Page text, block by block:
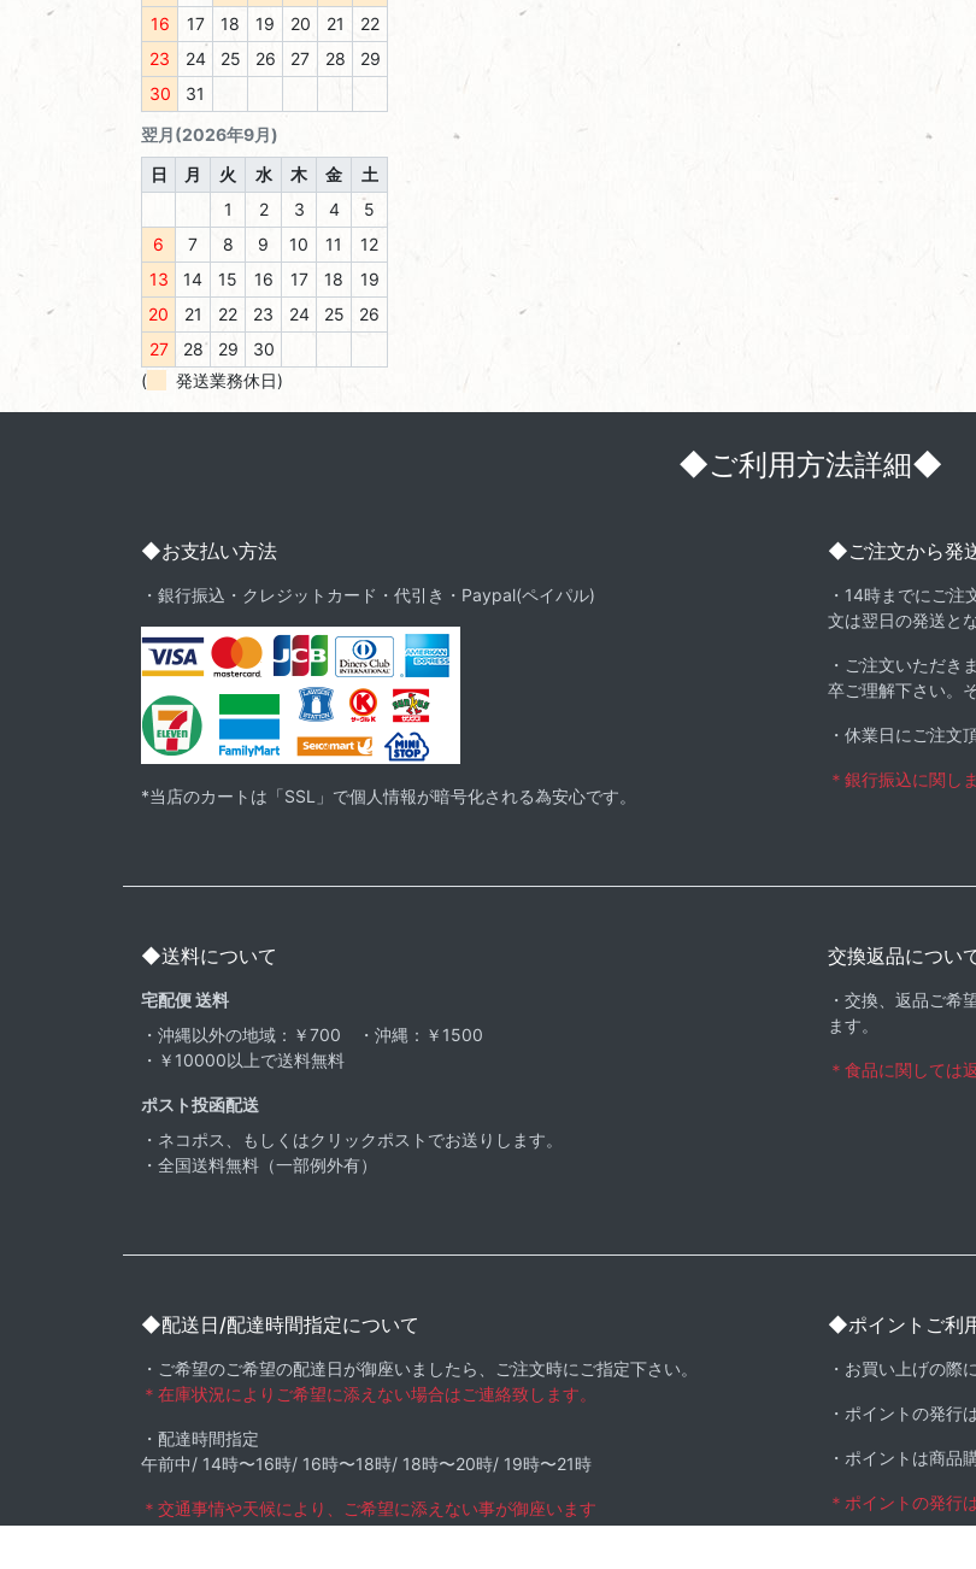
16
17 18 19 20 21
22
23
24 25 26 27 28
29
30
31
翌月(2026年9月)
日
月 火 水 木 金
土
1
2 3 4
5
6
7 8 9 10 11
12
13
14 15 16 17 18
19
20
21 22 23 24 25
26
27
28 29
30
(
発送業務休日)
◆ご利用方法詳細◆
◆お支払い方法
・銀行振込・クレジットカード・代引き・Paypal(ペイパル)
*当店のカートは「SSL」で個人情報が暗号化される為安心です。
◆ご注文から発
・14時までにご
文は翌日の発送と
・ご注文いただき
卒ご理解下さい。
・休業日にご注文
＊銀行振込に関し
◆送料について
宅配便 送料
・沖縄以外の地域：￥700 ・沖縄：￥1500
・￥10000以上で送料無料
ポスト投函配送
・ネコポス、もしくはクリックポストでお送りします。
・全国送料無料（一部例外有）
交換返品につい
・交換、返品ご希
ます。
＊食品に関しては
◆配送日/配達時間指定について
・ご希望のご希望の配達日が御座いましたら、ご注文時にご指定下さい。
＊在庫状況によりご希望に添えない場合はご連絡致します。
・配達時間指定
午前中/ 14時〜16時/ 16時〜18時/ 18時〜20時/ 19時〜21時
＊交通事情や天候により、ご希望に添えない事が御座います
◆ポイントご利
・お買い上げの際
・ポイントの発行
・ポイントは商品
＊ポイントの発行